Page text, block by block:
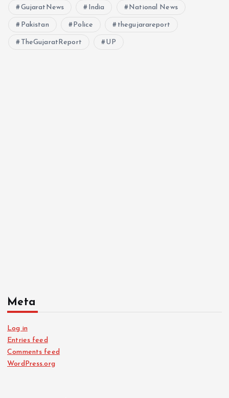
GujaratNews India National News
Pakistan Police thegujarareport
TheGujaratReport UP
Meta
Log in
Entries feed
Comments feed
WordPress.org